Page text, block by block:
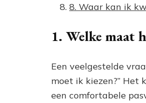
8. Waar kan ik
1. Welke maat
Een veelgestelde
moet ik kiezen?” Het
een comfortabele